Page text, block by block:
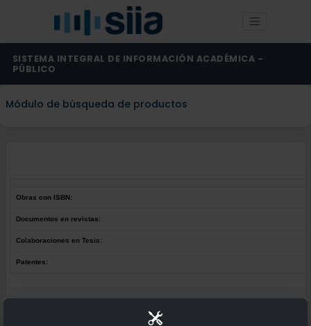
SISTEMA INTEGRAL DE INFORMACIÓN ACADÉMICA -
PÚBLICO
Módulo de búsqueda de productos
Obras con ISBN:
Documentos en revistas:
Colaboraciones en Tesis:
Patentes:
Indigenous deep mapping A conceptual and